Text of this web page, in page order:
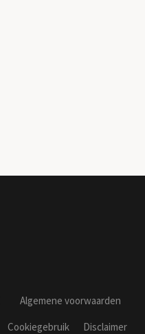
Algemene voorwaarden
Cookiegebruik
Disclaimer